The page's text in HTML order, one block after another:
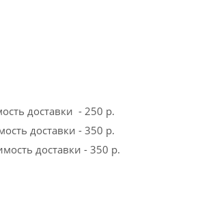
доставки - 250 р.
доставки - 350 р.
доставки - 350 р.